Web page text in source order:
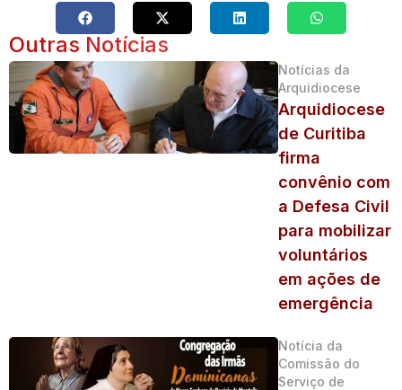
Outras Notícias
Notícias da
Arquidiocese
Arquidiocese
de Curitiba
firma
convênio com
a Defesa Civil
para mobilizar
voluntários
em ações de
emergência
Notícia da
Comissão do
Serviço de